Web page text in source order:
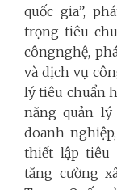
quốc gia”,
trọng tiêu
côngnghệ,
và dịch vụ
lý tiêu chuẩn
năng quản lý
doanh
thiết lập tiêu
tăng cường